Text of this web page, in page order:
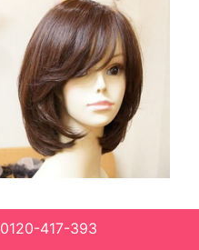
0120-417-393